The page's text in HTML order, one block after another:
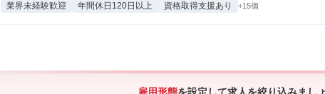
業界未経験歓迎 年間休日120日以上 資格取得支援あり +15個